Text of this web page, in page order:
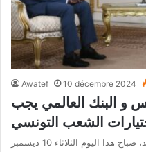
Awatef 10 décembre 2024
و البنك العالمي يجب
الشعب التونسي
استقبل رئيس الجمهورية قيس سعيّد، صباح هذا اليوم الثلاثاء 10 ديسمبر